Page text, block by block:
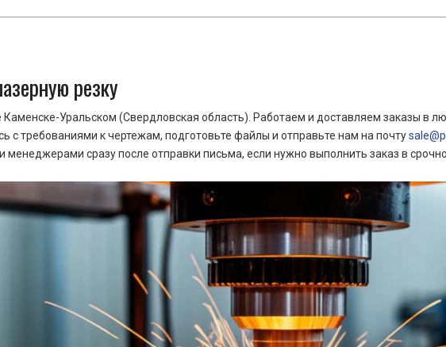
резку
Уральском (Свердловская область). Работаем и доставляем заказы в
с требованиями к чертежам, подготовьте файлы и отправьте нам на почту
сразу после отправки письма, если нужно выполнить заказ в